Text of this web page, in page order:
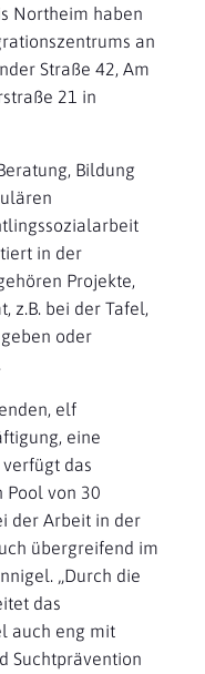
Northeim haben
an
Straße 42, Am
21 in
Bildung
in der
Projekte,
z.B. bei der Tafel,
oder
elf
eine
das
Pool von 30
der Arbeit in der
übergreifend im
„Durch die
das
auch eng mit
Suchtprävention